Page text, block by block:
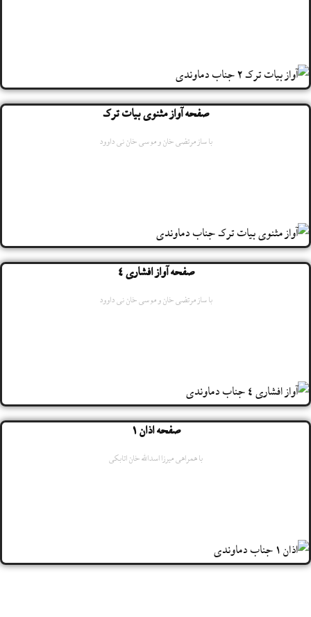
صفحه آواز مثنوی بیات ترک
با ساز مرتضی خان و موسی خان نی داوود
صفحه آواز افشاری 4
با ساز مرتضی خان و موسی خان نی داوود
با همراهی میرزا اسدالله خان اتابکی